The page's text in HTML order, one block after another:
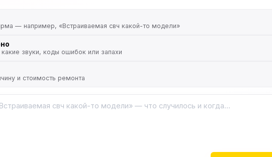
— например, «Встраиваемая свч какой-то модели»
звуки, коды ошибок или запахи
и стоимость ремонта